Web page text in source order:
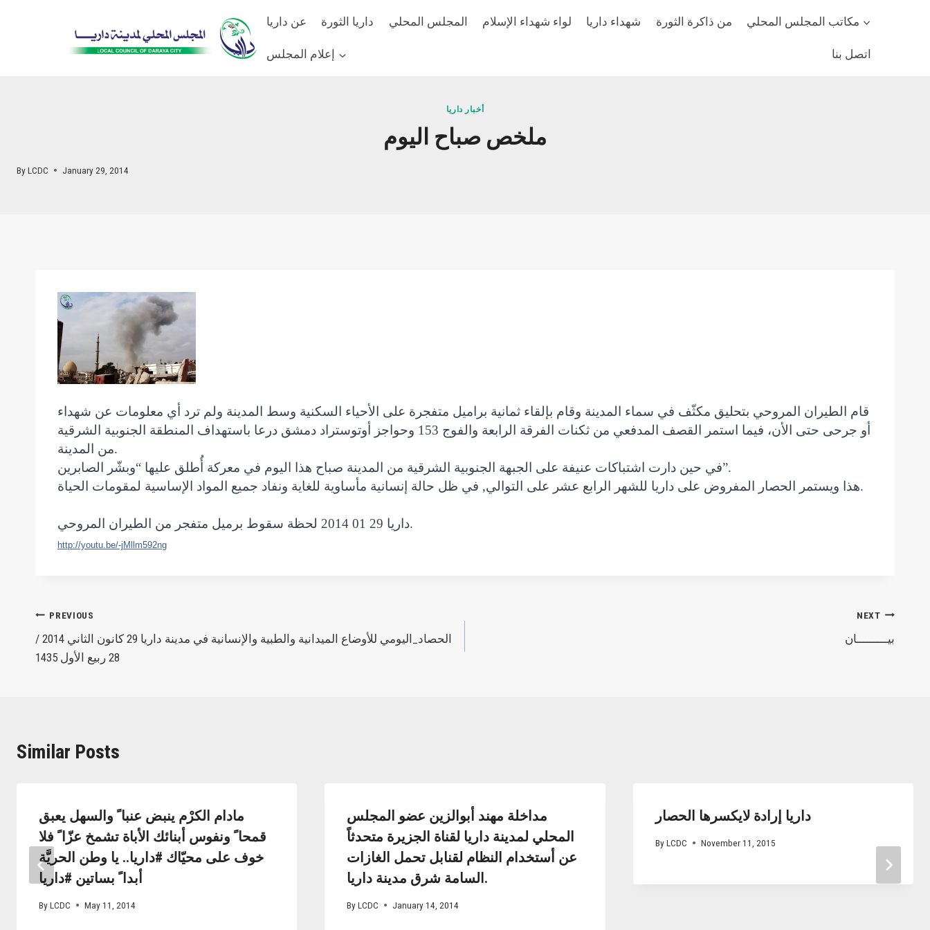
عن داريا داريا الثورة المجلس المحلي لواء شهداء الإسلام شهداء داريا من ذاكرة الثورة مكاتب المجلس المحلي
إعلام المجلس اتصل بنا
أخبار داريا
ملخص صباح اليوم
ByLCDC January 29, 2014
قام الطيران المروحي بتحليق مكثّف في سماء المدينة وقام بإلقاء ثمانية براميل متفجرة على الأحياء السكنية وسط المدينة ولم ترد أي معلومات عن شهداء
أو جرحى حتى الأن، فيما استمر القصف المدفعي من ثكنات الفرقة الرابعة والفوج 153 وحواجز أوتوستراد دمشق درعا باستهداف المنطقة الجنوبية الشرقية
من المدينة.
في حين دارت اشتباكات عنيفة على الجبهة الجنوبية الشرقية من المدينة صباح هذا اليوم في معركة أُطلق عليها “وبشّر الصابرين”.
هذا ويستمر الحصار المفروض على داريا للشهر الرابع عشر على التوالي, في ظل حالة إنسانية مأساوية للغاية ونفاد جميع المواد الإساسية لمقومات الحياة.
داريا 29 01 2014 لحظة سقوط برميل متفجر من الطيران المروحي.
http://youtu.be/-jMllm592ng
Post
navigation
PREVIOUS
الحصاد_اليومي للأوضاع الميدانية والطبية والإنسانية في مدينة داريا 29 كانون الثاني 2014 /
28 ربيع الأول 1435
NEXT
بيـــــــــان
Similar Posts
مادام الكرْم ينبض عنبا ً والسهل يعبق
قمحا ً ونفوس أبنائك الأباة تشمخ عزّا ً فلا
خوف على محيّاك #داريا.. يا وطن الحريَّة
أبدا ً بساتين #داريا
ByLCDC May 11, 2014
مداخلة مهند أبوالزين عضو المجلس
المحلي لمدينة داريا لقناة الجزيرة متحدثاً
عن أستخدام النظام لقنابل تحمل الغازات
السامة شرق مدينة داريا.
By LCDC January 14, 2014
داريا إرادة لايكسرها الحصار
By LCDC November 11, 2015